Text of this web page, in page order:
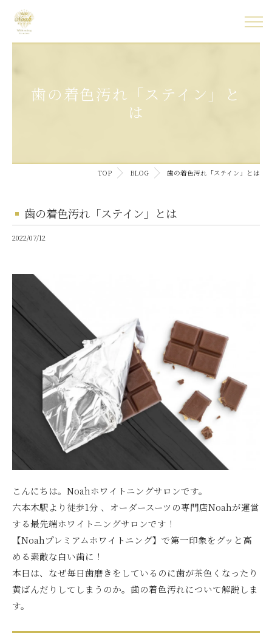
歯の着色汚れ「ステイン」と
は
TOP BLOG 歯の着色汚れ「ステイン」とは
歯の着色汚れ「ステイン」とは
2022/07/12
こんにちは。Noahホワイトニングサロンです。
六本木駅より徒歩1分 、オーダースーツの専門店Noahが運営
する最先端ホワイトニングサロンです！
【Noahプレミアムホワイトニング】で第一印象をグッと高
める素敵な白い歯に！
本日は、なぜ毎日歯磨きをしているのに歯が茶色くなったり
黄ばんだりしてしまうのか。歯の着色汚れについて解説しま
す。